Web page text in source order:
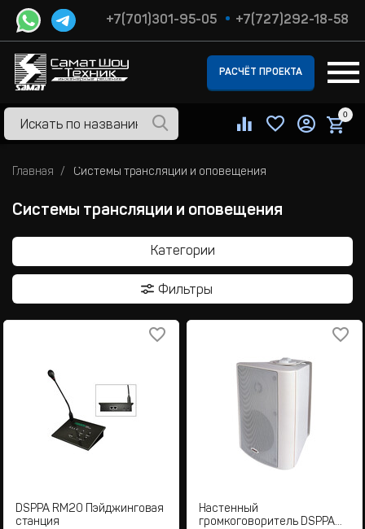
+7(701)301-95-05 +7(727)292-18-58
РАСЧЁТ ПРОЕКТА
0
Главная Системы трансляции и оповещения
Системы трансляции и оповещения
Категории
Фильтры
DSPPA RM20 Пэйджинговая
станция
Настенный
громкоговоритель DSPPA